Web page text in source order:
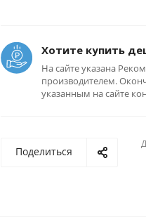
Хотите купить
На сайте указана
производителем.
указанным на сайте
Поделиться